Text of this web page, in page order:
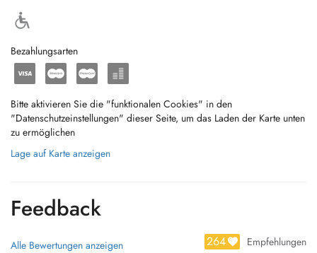
Bezahlungsarten
Bitte aktivieren Sie die "funktionalen Cookies" in den
"Datenschutzeinstellungen" dieser Seite, um das Laden der Karte unten
zu ermöglichen
Lage auf Karte anzeigen
Feedback
Alle Bewertungen anzeigen 264 Empfehlungen